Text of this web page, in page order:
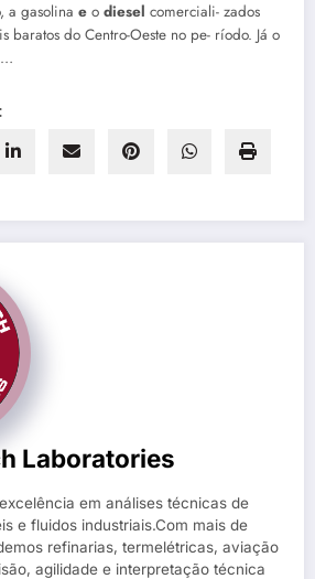
a gasolina e o diesel comerciali- zados
baratos do Centro-Oeste no pe- ríodo. Já o
…
Laboratories
em análises técnicas de
e fluidos industriais.Com mais de
refinarias, termelétricas, aviação
agilidade e interpretação técnica